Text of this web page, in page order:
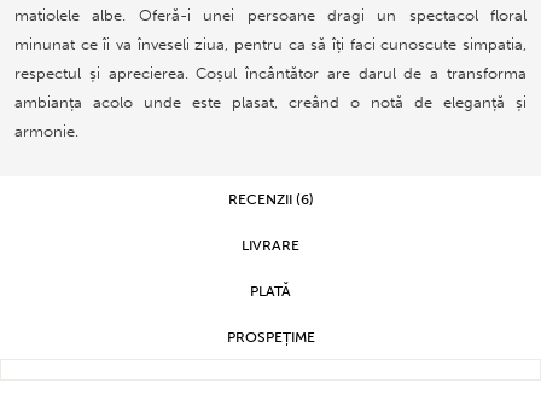
matiolele albe. Oferă-i unei persoane dragi un spectacol floral
minunat ce îi va înveseli ziua, pentru ca să îți faci cunoscute simpatia,
respectul și aprecierea. Coșul încântător are darul de a transforma
ambianța acolo unde este plasat, creând o notă de eleganță și
armonie.
RECENZII (6)
LIVRARE
PLATĂ
PROSPEȚIME